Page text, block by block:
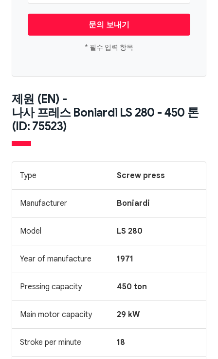
문의 보내기
* 필수 입력 항목
제원 (EN) -
나사 프레스 Boniardi LS 280 - 450 톤
(ID: 75523)
Type Screw press
Manufacturer Boniardi
Model LS 280
Year of manufacture 1971
Pressing capacity 450 ton
Main motor capacity 29 kW
Stroke per minute 18